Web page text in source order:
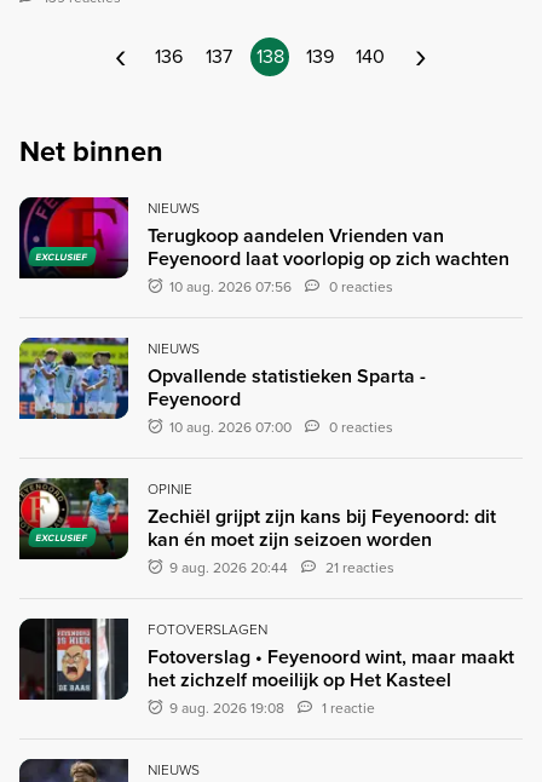
‹ 136 137 138 139 140 ›
Net binnen
EXCLUSIEF
NIEUWS
Terugkoop aandelen Vrienden van
Feyenoord laat voorlopig op zich wachten
10 aug. 2026 07:56 0 reacties
NIEUWS
Opvallende statistieken Sparta -
Feyenoord
10 aug. 2026 07:00 0 reacties
EXCLUSIEF
OPINIE
Zechiël grijpt zijn kans bij Feyenoord: dit
kan én moet zijn seizoen worden
9 aug. 2026 20:44 21 reacties
FOTOVERSLAGEN
Fotoverslag • Feyenoord wint, maar maakt
het zichzelf moeilijk op Het Kasteel
9 aug. 2026 19:08 1 reactie
NIEUWS